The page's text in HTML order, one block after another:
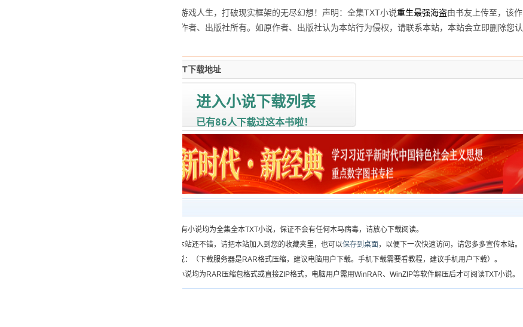
肆意挥洒激情的游戏人生，打破现实框架的无尽幻想！声明：全集TXT小说重生最强海盗由书友上传至，该作
品内容版权归原作者、出版社所有。如原作者、出版社认为本站行为侵权，请联系本站，本站会立即删除您认
重生最强海盗TXT下载地址
进入小说下载列表
已有86人下载过这本书啦！
一、（www.）所有小说均为全集全本TXT小说，保证不会有任何木马病毒，请放心下载阅读。
二、如果您觉得本站还不错，请把本站加入到您的收藏夹里，也可以保存到桌面 ，以便下一次快速访问，请您多多宣传本站。
三、如何下载小说：（下载服务器是RAR格式压缩，建议电脑用户下载。手机下载需要看教程，建议手机用户下载）。
四、本站下载的小说均为RAR压缩包格式或直接ZIP格式，电脑用户需用WinRAR、WinZIP等软件解压后才可阅读TXT小说。